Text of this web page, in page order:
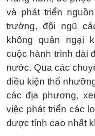
và phát triển
trường, đội ngũ
không quản ngại
cuộc hành trình dài
nước. Qua các
điều kiện thổ
các địa phương,
việc phát triển các
dược tính cao nhất